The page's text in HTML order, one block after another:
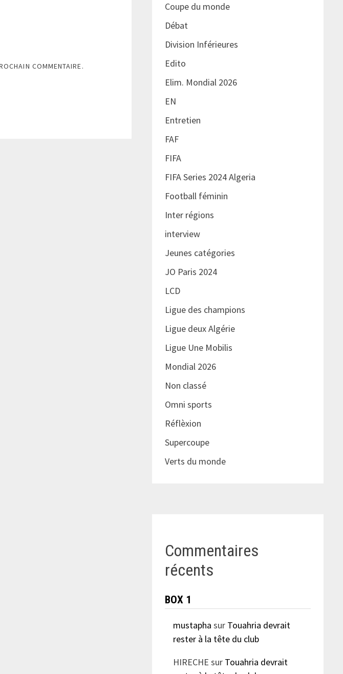
COMMENTAIRE.
Coupe du monde
Débat
Division Inférieures
Edito
Elim. Mondial 2026
EN
Entretien
FAF
FIFA
FIFA Series 2024 Algeria
Football féminin
Inter régions
interview
Jeunes catégories
JO Paris 2024
LCD
Ligue des champions
Ligue deux Algérie
Ligue Une Mobilis
Mondial 2026
Non classé
Omni sports
Réflèxion
Supercoupe
Verts du monde
Commentaires
récents
BOX 1
mustapha sur Touahria devrait
rester à la tête du club
HIRECHE sur Touahria devrait